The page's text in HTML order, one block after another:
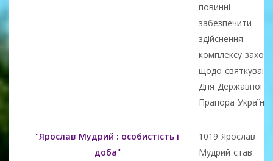
повинні
забезпечити
здійснення
комплексу
щодо
Дня Державного
Прапора України.
"Ярослав Мудрий : особистість і
доба"
1019 Ярослав
Мудрий став